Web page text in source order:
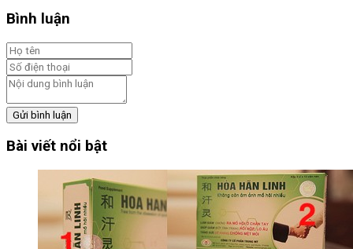
Bình luận
Gửi bình luận
Bài viết nổi bật